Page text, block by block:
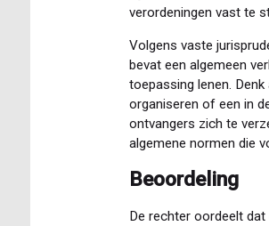
verordeningen vast te
Volgens vaste
bevat een algemeen
toepassing lenen.
organiseren of een in
ontvangers zich te
algemene normen die
Beoordeling
De rechter oordeelt dat